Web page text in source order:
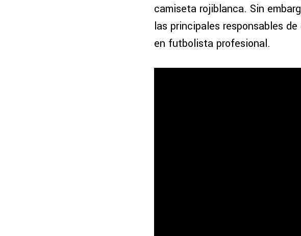
camiseta rojiblanca. Sin
las principales responsables
en futbolista profesional.